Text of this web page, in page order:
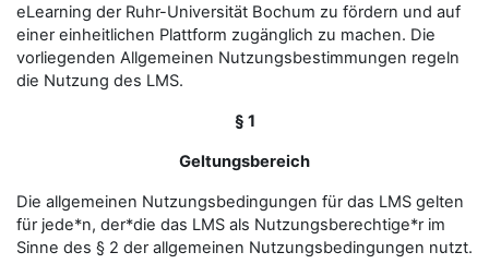
eLearning der Ruhr-Universität Bochum zu fördern und auf
einer einheitlichen Plattform zugänglich zu machen. Die
vorliegenden Allgemeinen Nutzungsbestimmungen regeln
die Nutzung des LMS.
§ 1
Geltungsbereich
Die allgemeinen Nutzungsbedingungen für das LMS gelten
für jede*n, der*die das LMS als Nutzungsberechtige*r im
Sinne des § 2 der allgemeinen Nutzungsbedingungen nutzt.